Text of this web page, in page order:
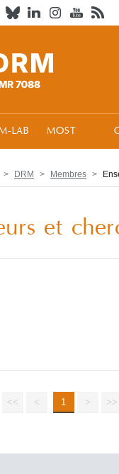
LAB MOST
DRM Membres
et
<< < 1 > >>